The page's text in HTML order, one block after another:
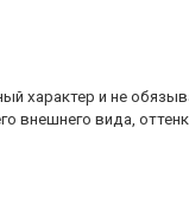
характер и не
внешнего вида,